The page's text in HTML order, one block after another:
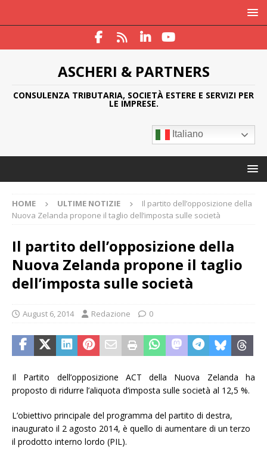
ASCHERI & PARTNERS
CONSULENZA TRIBUTARIA, SOCIETÀ ESTERE E SERVIZI PER
LE IMPRESE.
Italiano
HOME ULTIME NOTIZIE
Il partito dell’opposizione della
Nuova Zelanda propone il taglio dell’imposta sulle società
Il partito dell’opposizione della
Nuova Zelanda propone il taglio
dell’imposta sulle società
August 6, 2014 Redazione 0
Il Partito dell’opposizione ACT della Nuova Zelanda ha
proposto di ridurre l’aliquota d’imposta sulle società al 12,5 %.
L’obiettivo principale del programma del partito di destra,
inaugurato il 2 agosto 2014, è quello di aumentare di un terzo
il prodotto interno lordo (PIL).